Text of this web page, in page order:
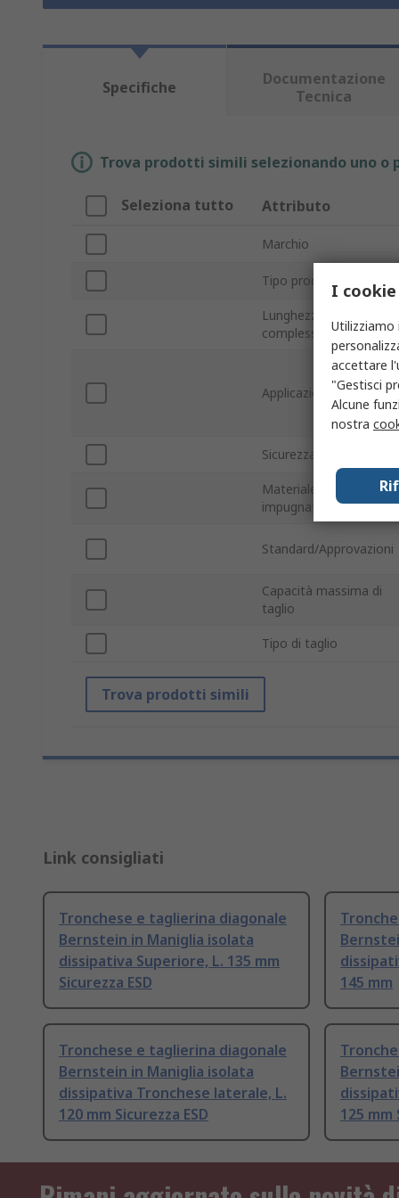
Specifiche
Documentazione
Tecnica
Trova prodotti simili selezionando uno
Seleziona tutto Attributo
Marchio
Tipo prodotto
Lunghezza
complessiva
Applicazione
Sicurezza ESD
Materiale
impugnatura
Standard/Approvazioni
Capacità massima di
taglio
Tipo di taglio
Trova prodotti simili
Link consigliati
Tronchese e taglierina diagonale
Bernstein in Maniglia isolata
dissipativa Superiore, L. 135 mm
Sicurezza ESD
145 mm
Tronchese e taglierina diagonale
Bernstein in Maniglia isolata
dissipativa Tronchese laterale, L.
120 mm Sicurezza ESD
125 mm
I
accettare
"Gestisci
Alcune
nostra